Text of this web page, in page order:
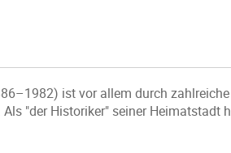
ist vor allem durch
"der Historiker" seiner Heimatstadt